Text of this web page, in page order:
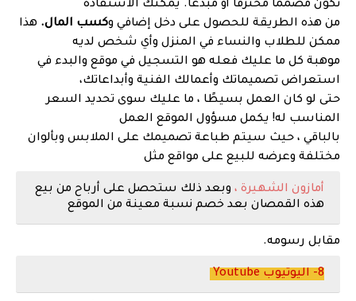
تكون مصممًا محترفًا أو مبدعًا. يمكنك الاستفادة
من هذه الطريقة للحصول على دخل إضافي وكسب المال. هذا
ممكن للطلاب والنساء في المنزل وأي شخص لديه
موهبة كل ما عليك فعله هو التسجيل في موقع والبدء في
استعراض تصميماتك وأعمالك الفنية وأبداعاتك،
حتى لو كان العمل بسيطًا ، ما عليك سوى تحديد السعر
المناسب له! يكمل مسؤول الموقع العمل
بالباقي ، حيث سيتم طباعة تصميمك على الملابس وبألوان
مختلفة وعرضه للبيع على مواقع مثل
أمازون الشهيرة ، وبعد ذلك ستحصل على أرباح من بيع
هذه القمصان بعد خصم نسبة معينة من الموقع
مقابل رسومه.
8- اليوتيوب Youtube